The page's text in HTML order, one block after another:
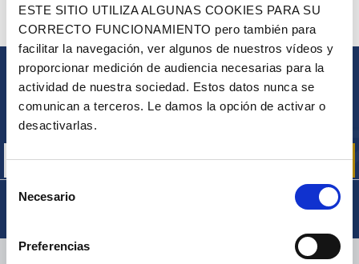
ESTE SITIO UTILIZA ALGUNAS COOKIES PARA SU
CORRECTO FUNCIONAMIENTO pero también para
facilitar la navegación, ver algunos de nuestros vídeos y
proporcionar medición de audiencia necesarias para la
actividad de nuestra sociedad. Estos datos nunca se
comunican a terceros. Le damos la opción de activar o
desactivarlas.
Selección
Necesario
Preferencias
¿ALGUNA PREGUNTA? ¿NECESITA AYUDA?
PÓNGASE EN CONTACTO CON NOSOTROS
BOLETÍN
Inscríbase para recibir gratuitamente
nuestras ofertas promocionales y noticias de productos